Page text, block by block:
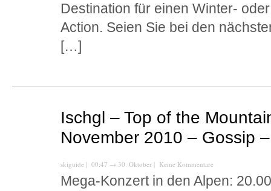
Destination für einen Winter-
Action. Seien Sie bei den
[…]
Ischgl – Top of the
November 2010 – Gossip
skiguide | 00:47 → 30. Oktober | Keine Kommentare
Mega-Konzert in den Alpen: